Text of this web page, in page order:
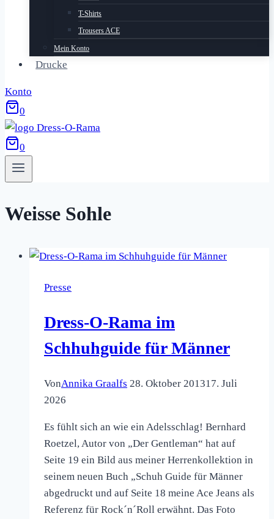
T-Shirts
Trousers ACE
Mein Konto
Drucke
Konto
0
0
Weisse Sohle
Presse
Dress-O-Rama im
Schhuhguide für Männer
VonAnnika Graalfs 28. Oktober 201317. Juli
2026
Es fühlt sich an wie ein Adelsschlag! Bernhard
Roetzel, Autor von „Der Gentleman“ hat auf
Seite 19 ein Bild aus meiner Herrenkollektion in
seinem neuen Buch „Schuh Guide für Männer
abgedruckt und auf Seite 18 meine Ace Jeans als
Referenz für Rock´n´Roll erwähnt. Das Foto